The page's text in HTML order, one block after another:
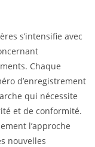
s’intensifie avec
Chaque
d’enregistrement
qui nécessite
et de conformité.
l’approche
nouvelles